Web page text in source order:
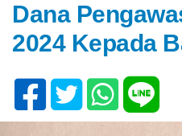
Dana
2024 Kepada